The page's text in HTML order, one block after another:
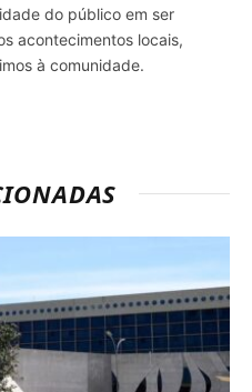
do público em ser
acontecimentos locais,
à comunidade.